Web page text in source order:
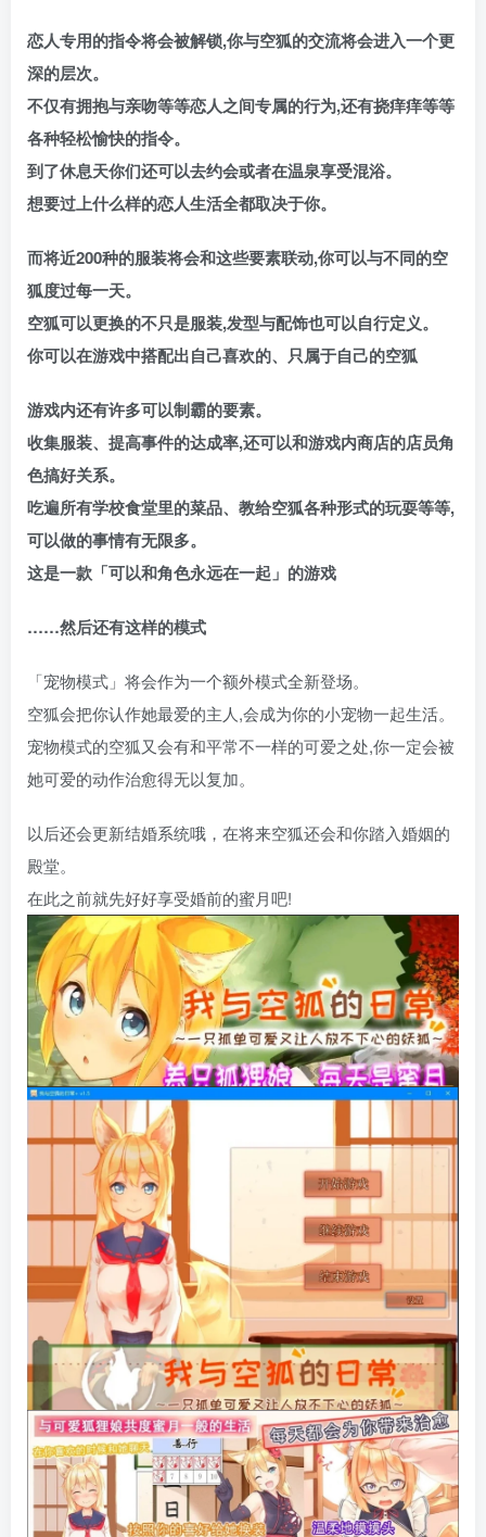
恋人专用的指令将会被解锁,你与空狐的交流将会进入一个更
深的层次。
不仅有拥抱与亲吻等等恋人之间专属的行为,还有挠痒痒等等
各种轻松愉快的指令。
到了休息天你们还可以去约会或者在温泉享受混浴。
想要过上什么样的恋人生活全都取决于你。
而将近200种的服装将会和这些要素联动,你可以与不同的空
狐度过每一天。
空狐可以更换的不只是服装,发型与配饰也可以自行定义。
你可以在游戏中搭配出自己喜欢的、只属于自己的空狐
游戏内还有许多可以制霸的要素。
收集服装、提高事件的达成率,还可以和游戏内商店的店员角
色搞好关系。
吃遍所有学校食堂里的菜品、教给空狐各种形式的玩耍等等,
可以做的事情有无限多。
这是一款「可以和角色永远在一起」的游戏
……然后还有这样的模式
「宠物模式」将会作为一个额外模式全新登场。
空狐会把你认作她最爱的主人,会成为你的小宠物一起生活。
宠物模式的空狐又会有和平常不一样的可爱之处,你一定会被
她可爱的动作治愈得无以复加。
以后还会更新结婚系统哦，在将来空狐还会和你踏入婚姻的
殿堂。
在此之前就先好好享受婚前的蜜月吧!